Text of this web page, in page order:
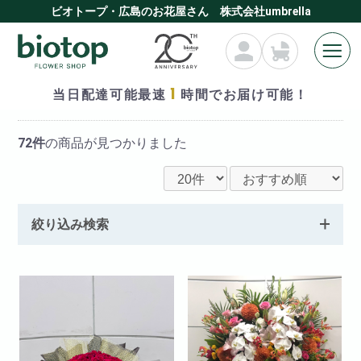
ビオトープ・広島のお花屋さん 株式会社umbrella
当日配達可能最速 1 時間でお届け可能！
全ての商品
72件の商品が見つかりました
絞り込み検索